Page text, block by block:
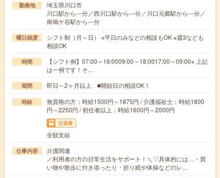
勤務地
埼玉県川口市
川口駅から---分／西川口駅から---分／川口元郷駅から---分／
南鳩ケ谷駅から---分
曜日頻度
シフト制（月～日） ※平日のみなどの相談もOK ※週3なども
相談OK
時間
【シフト例】07:00～16:0009:00～18:0017:00～09:00※ 上記
は一例です！そ…
期間 即日～2ヶ月以上 ■開始日の相談OK！
時給
無資格の方：時給1500円～1875円 / 介護福祉士：時給1800
円～2250円 / 初任者以上：時給1600円～2000円
交通費
全額支給
仕事内容
介護関連
／利用者の方の日常生活をサポート！＼▽具体的には…・買
い物や散歩に付き添ったり・折り紙や体操などのレ…